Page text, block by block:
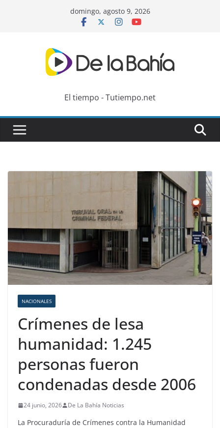
domingo, agosto 9, 2026
El tiempo - Tutiempo.net
NACIONALES
Crímenes de lesa
humanidad: 1.245
personas fueron
condenadas desde 2006
24 junio, 2026 De La Bahía Noticias
La Procuraduría de Crímenes contra la Humanidad